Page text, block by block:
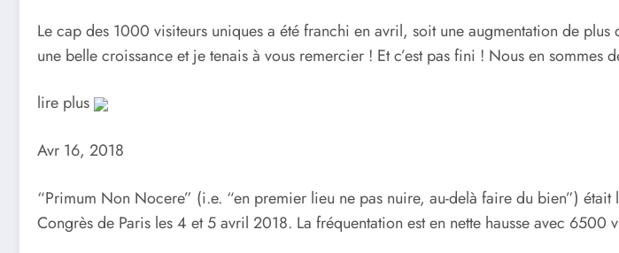
Le cap des 1000 visiteurs uniques a été franchi en avril, soit une augmentation de
une belle croissance et je tenais à vous remercier ! Et c’est pas fini ! Nous en
lire plus
Avr 16, 2018
“Primum Non Nocere” (i.e. “en premier lieu ne pas nuire, au-delà faire du bien”) était
Congrès de Paris les 4 et 5 avril 2018. La fréquentation est en nette hausse avec 6500